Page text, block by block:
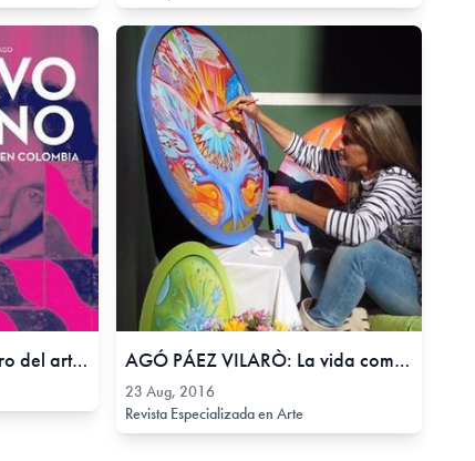
Gustavo Sorzano. Pionero del arte conceptual en Colombia, AGÓ PÁEZ VILARÒ: La vida como un mandala, 23 Aug, 2016
23 Aug, 2016
Revista Especializada en Arte